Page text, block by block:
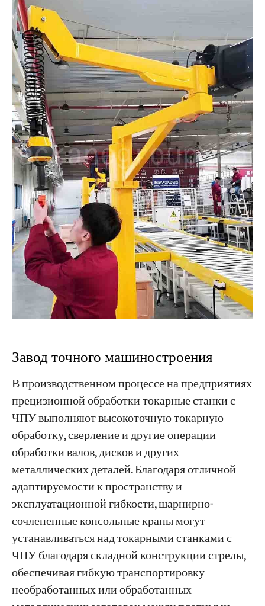
Завод точного машиностроения
В производственном процессе на предприятиях
прецизионной обработки токарные станки с
ЧПУ выполняют высокоточную токарную
обработку, сверление и другие операции
обработки валов, дисков и других
металлических деталей. Благодаря отличной
адаптируемости к пространству и
эксплуатационной гибкости, шарнирно-
сочлененные консольные краны могут
устанавливаться над токарными станками с
ЧПУ благодаря складной конструкции стрелы,
обеспечивая гибкую транспортировку
необработанных или обработанных